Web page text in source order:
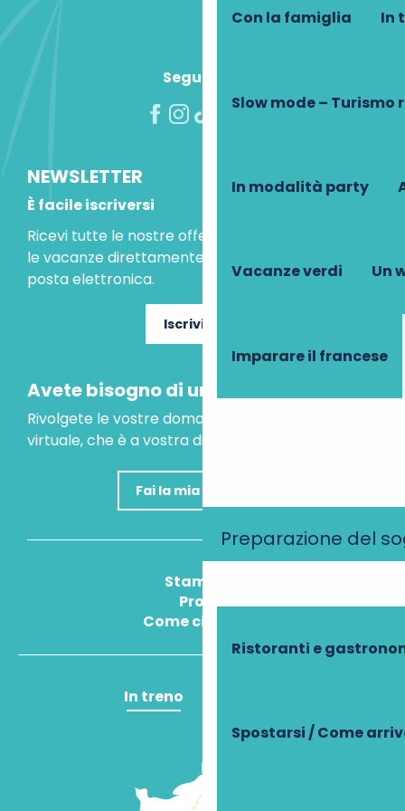
Con la famiglia In
Slow mode – Turismo
In modalità party
Vacanze verdi Un
Imparare il francese
Preparazione del
Ristoranti e
Spostarsi / Come
Seguiteci!
NEWSLETTER
È facile iscriversi
Ricevi tutte le nostre offerte speciali e le idee per
le vacanze direttamente nella tua casella di
posta elettronica.
Iscriviti ora
Avete bisogno di un consiglio?
Rivolgete le vostre domande al nostro assistente
virtuale, che è a vostra disposizione per aiutarvi.
Fai la mia domanda
Stampa
Pros
Come ci arrivo?
In treno